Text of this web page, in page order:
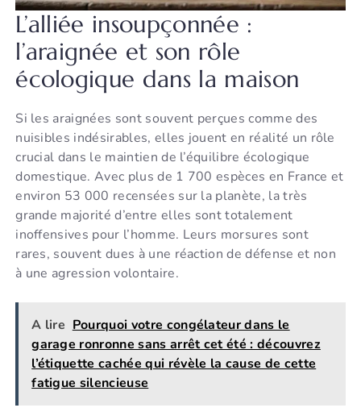
L’alliée insoupçonnée :
l’araignée et son rôle
écologique dans la maison
Si les araignées sont souvent perçues comme des
nuisibles indésirables, elles jouent en réalité un rôle
crucial dans le maintien de l’équilibre écologique
domestique. Avec plus de 1 700 espèces en France et
environ 53 000 recensées sur la planète, la très
grande majorité d’entre elles sont totalement
inoffensives pour l’homme. Leurs morsures sont
rares, souvent dues à une réaction de défense et non
à une agression volontaire.
A lire Pourquoi votre congélateur dans le
garage ronronne sans arrêt cet été : découvrez
l’étiquette cachée qui révèle la cause de cette
fatigue silencieuse